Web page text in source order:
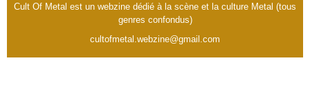
Cult Of Metal est un webzine dédié à la scène et la culture Metal (tous
genres confondus)
cultofmetal.webzine@gmail.com